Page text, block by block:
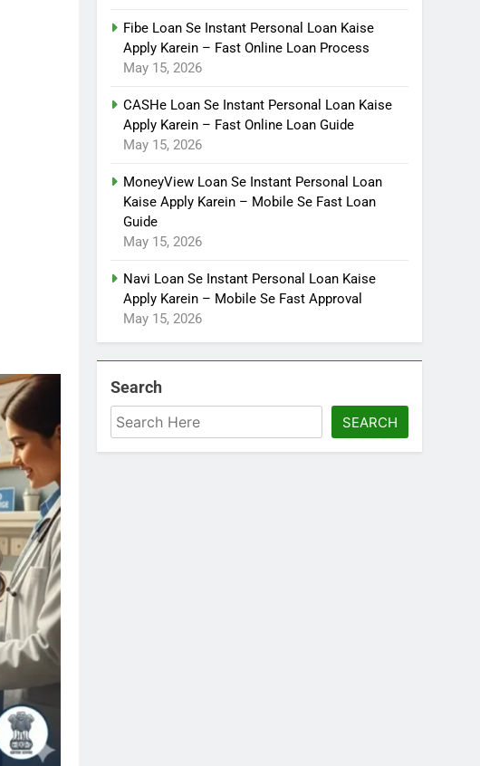
Fibe Loan Se Instant Personal Loan Kaise
Apply Karein – Fast Online Loan Process
May 15, 2026
CASHe Loan Se Instant Personal Loan Kaise
Apply Karein – Fast Online Loan Guide
May 15, 2026
MoneyView Loan Se Instant Personal Loan
Kaise Apply Karein – Mobile Se Fast Loan
Guide
May 15, 2026
Navi Loan Se Instant Personal Loan Kaise
Apply Karein – Mobile Se Fast Approval
May 15, 2026
Search
SEARCH